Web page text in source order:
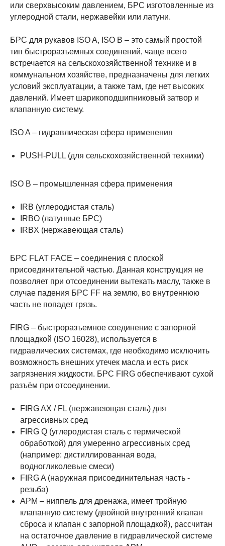
или сверхвысоким давлением, БРС изготовленные из
углеродной стали, нержавейки или латуни.
БРС для рукавов ISO A, ISO B – это самый простой
тип быстроразъемных соединений, чаще всего
встречается на сельскохозяйственной технике и в
коммунальном хозяйстве, предназначены для легких
условий эксплуатации, а также там, где нет высоких
давлений. Имеет шарикоподшипниковый затвор и
клапанную систему.
ISO A – гидравлическая сфера применения
PUSH-PULL (для сельскохозяйственной техники)
ISO B – промышленная сфера применения
IRB (углеродистая сталь)
IRBO (латунные БРС)
IRBX (нержавеющая сталь)
БРС FLAT FACE – соединения с плоской
присоединительной частью. Данная конструкция не
позволяет при отсоединении вытекать маслу, также в
случае падения БРС FF на землю, во внутреннюю
часть не попадет грязь.
FIRG – быстроразъемное соединение с запорной
площадкой (ISO 16028), используется в
гидравлических системах, где необходимо исключить
возможность внешних утечек масла и есть риск
загрязнения жидкости. БРС FIRG обеспечивают сухой
разъём при отсоединении.
FIRG AX / FL (нержавеющая сталь) для
агрессивных сред
FIRG Q (углеродистая сталь с термической
обработкой) для умеренно агрессивных сред
(например: дистиллированная вода,
водногликолевые смеси)
FIRG A (наружная присоединительная часть -
резьба)
APM – ниппель для дренажа, имеет тройную
клапанную систему (двойной внутренний клапан
сброса и клапан с запорной площадкой), рассчитан
на остаточное давление в гидравлической системе